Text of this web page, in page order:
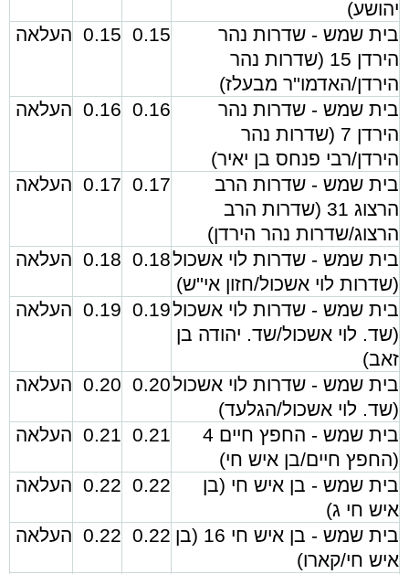
יהושע)
בית שמש - שדרות נהר
הירדן 15 (שדרות נהר
הירדן/האדמו''ר מבעלז)
0.15
0.15 העלאה
בית שמש - שדרות נהר
הירדן 7 (שדרות נהר
הירדן/רבי פנחס בן יאיר)
0.16
0.16 העלאה
בית שמש - שדרות הרב
הרצוג 31 (שדרות הרב
הרצוג/שדרות נהר הירדן)
0.17
0.17 העלאה
בית שמש - שדרות לוי אשכול
(שדרות לוי אשכול/חזון אי''ש)
0.18
0.18 העלאה
בית שמש - שדרות לוי אשכול
(שד. לוי אשכול/שד. יהודה בן
זאב)
0.19
0.19 העלאה
בית שמש - שדרות לוי אשכול
(שד. לוי אשכול/הגלעד)
0.20
0.20 העלאה
בית שמש - החפץ חיים 4
(החפץ חיים/בן איש חי)
0.21
0.21 העלאה
בית שמש - בן איש חי (בן
איש חי ג)
0.22
0.22 העלאה
בית שמש - בן איש חי 16 (בן
איש חי/קארו)
0.22
0.22 העלאה